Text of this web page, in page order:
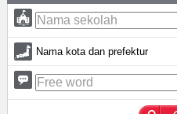
Nama kota dan prefektur